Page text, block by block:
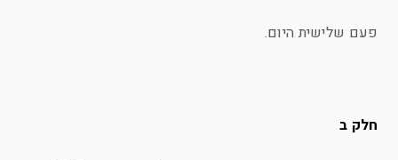
פעם שלישית היום.
חלק ב